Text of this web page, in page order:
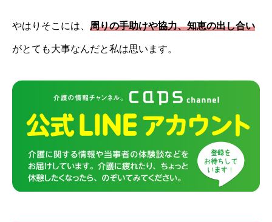
やはりそこには、 周りの手助けや協力、知恵の出し合い
がとても大事なんだと私は思います。